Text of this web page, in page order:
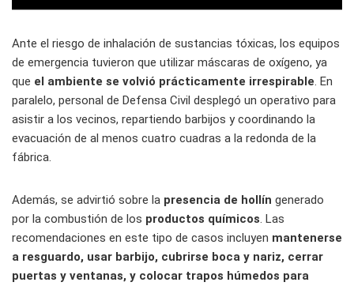
Ante el riesgo de inhalación de sustancias tóxicas, los equipos
de emergencia tuvieron que utilizar máscaras de oxígeno, ya
que el ambiente se volvió prácticamente irrespirable. En
paralelo, personal de Defensa Civil desplegó un operativo para
asistir a los vecinos, repartiendo barbijos y coordinando la
evacuación de al menos cuatro cuadras a la redonda de la
fábrica.
Además, se advirtió sobre la presencia de hollín generado
por la combustión de los productos químicos. Las
recomendaciones en este tipo de casos incluyen mantenerse
a resguardo, usar barbijo, cubrirse boca y nariz, cerrar
puertas y ventanas, y colocar trapos húmedos para